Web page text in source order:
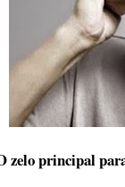
zelo principal